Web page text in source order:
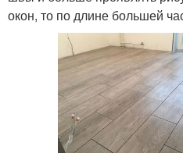
окон, то по длине большей